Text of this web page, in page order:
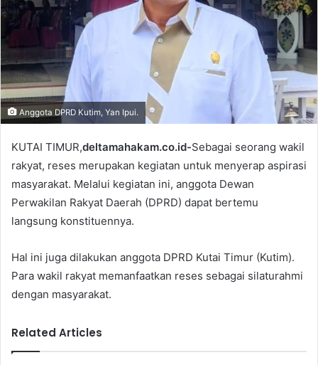
a
Anggota DPRD Kutim, Yan Ipui.
KUTAI TIMUR,deltamahakam.co.id-Sebagai seorang wakil
rakyat, reses merupakan kegiatan untuk menyerap aspirasi
masyarakat. Melalui kegiatan ini, anggota Dewan
Perwakilan Rakyat Daerah (DPRD) dapat bertemu
langsung konstituennya.
Hal ini juga dilakukan anggota DPRD Kutai Timur (Kutim).
Para wakil rakyat memanfaatkan reses sebagai silaturahmi
dengan masyarakat.
Related Articles